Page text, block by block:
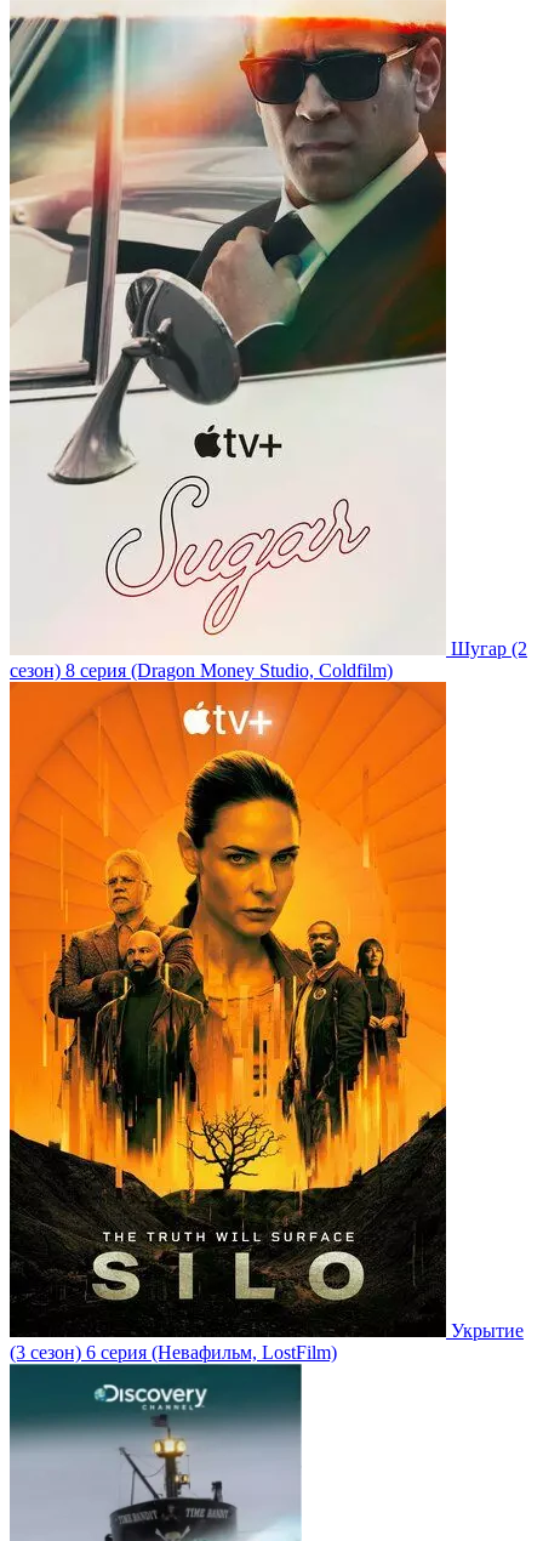
Шугар (2
сезон) 8 серия (Dragon Money Studio, Coldfilm)
Укрытие
(3 сезон) 6 серия (Невафильм, LostFilm)